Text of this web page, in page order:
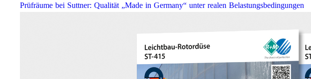
Prüfräume bei Suttner: Qualität „Made in Germany“ unter realen Belastungsbedingungen